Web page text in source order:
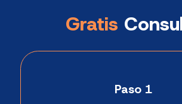
Gratis
Paso 1